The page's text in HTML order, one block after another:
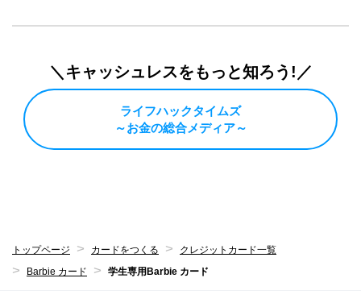
＼キャッシュレスをもっと知ろう!／
ライフハックタイムズ
～お金の総合メディア～
トップページ カードをつくる
クレジットカード一覧
Barbie カード
学生専用Barbie カード